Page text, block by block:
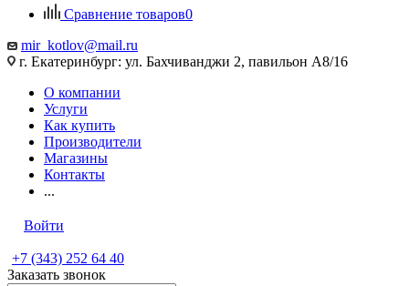
Сравнение товаров0
mir_kotlov@mail.ru
г. Екатеринбург: ул. Бахчиванджи 2, павильон А8/16
О компании
Услуги
Как купить
Производители
Магазины
Контакты
...
Войти
+7 (343) 252 64 40
Заказать звонок